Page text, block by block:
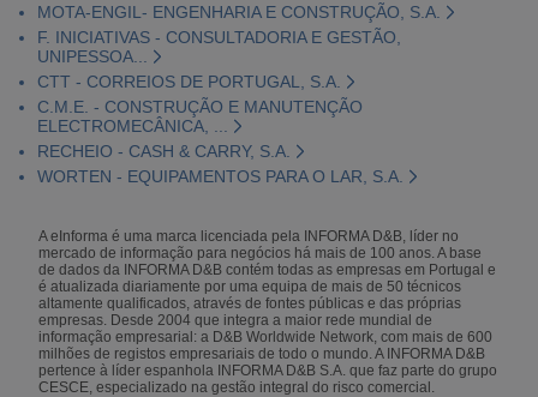
MOTA-ENGIL- ENGENHARIA E CONSTRUÇÃO, S.A.
F. INICIATIVAS - CONSULTADORIA E GESTÃO,
UNIPESSOA...
CTT - CORREIOS DE PORTUGAL, S.A.
C.M.E. - CONSTRUÇÃO E MANUTENÇÃO
ELECTROMECÂNICA, ...
RECHEIO - CASH & CARRY, S.A.
WORTEN - EQUIPAMENTOS PARA O LAR, S.A.
A eInforma é uma marca licenciada pela INFORMA D&B, líder no
mercado de informação para negócios há mais de 100 anos. A base
de dados da INFORMA D&B contém todas as empresas em Portugal e
é atualizada diariamente por uma equipa de mais de 50 técnicos
altamente qualificados, através de fontes públicas e das próprias
empresas. Desde 2004 que integra a maior rede mundial de
informação empresarial: a D&B Worldwide Network, com mais de 600
milhões de registos empresariais de todo o mundo. A INFORMA D&B
pertence à líder espanhola INFORMA D&B S.A. que faz parte do grupo
CESCE, especializado na gestão integral do risco comercial.